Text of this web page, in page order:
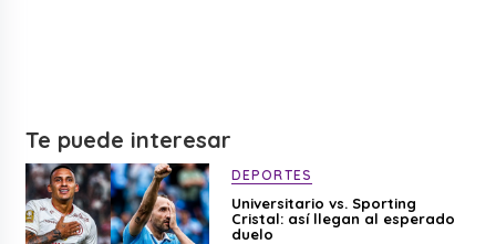
Te puede interesar
DEPORTES
Universitario vs. Sporting
Cristal: así llegan al esperado
duelo